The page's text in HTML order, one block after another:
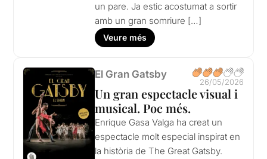
un pare. Ja estic acostumat a sortir
amb un gran somriure […]
Veure més
El Gran Gatsby
26/05/2026
Un gran espectacle visual i
musical. Poc més.
Enrique Gasa Valga ha creat un
espectacle molt especial inspirat en
la història de The Great Gatsby.